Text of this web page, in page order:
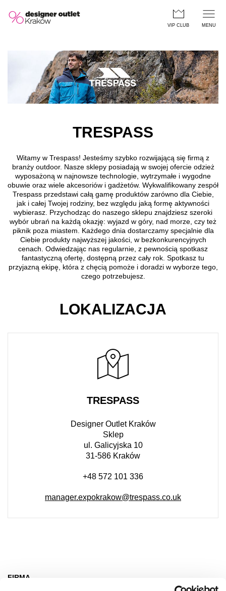
MENU
VIP CLUB
TRESPASS
Witamy w Trespass! Jesteśmy szybko rozwijającą się firmą z
branży outdoor. Nasze sklepy posiadają w swojej ofercie odzież
wyposażoną w najnowsze technologie, wytrzymałe i wygodne
obuwie oraz wiele akcesoriów i gadżetów. Wykwalifikowany zespół
Trespass przedstawi całą gamę produktów zarówno dla Ciebie,
jak i całej Twojej rodziny, bez względu jaką formę aktywności
wybierasz. Przychodząc do naszego sklepu znajdziesz szeroki
wybór ubrań na każdą okazję: wyjazd w góry, nad morze, czy też
piknik poza miastem. Każdego dnia dostarczamy specjalnie dla
Ciebie produkty najwyższej jakości, w bezkonkurencyjnych
cenach. Odwiedzając nas regularnie, z pewnością spotkasz
fantastyczną ofertę, dostępną przez cały rok. Spotkasz tu
przyjazną ekipę, która z chęcią pomoże i doradzi w wyborze tego,
czego potrzebujesz.
LOKALIZACJA
TRESPASS
Designer Outlet Kraków
Sklep
ul. Galicyjska 10
31-586 Kraków
+48 572 101 336
manager.expokrakow@trespass.co.uk
FIRMA